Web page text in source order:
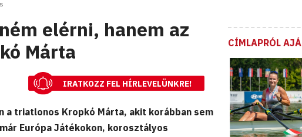
elérni, hanem az
Márta
IRATKOZZ FEL HÍRLEVELÜNKRE!
triatlonos Kropkó Márta, akit korábban sem
Európa Játékokon, korosztályos
CÍMLAPRÓL